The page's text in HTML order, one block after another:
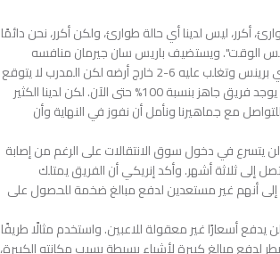
أكرر، ليس لدينا أي حالة طوارئ، ولكن أكرر، نحن دائمًا
الوقت". ويستضيف باريس سان جيرمان منافسه
مونبلييه، وفي الموسم الماضي فاز عليه 3-صفر في بارك دي برينس وتغلب عليه 6-2 خارج أرضه لكن المدرب لا يتوقع
مباراة سهلة. وقال: "الأمر صعب لأننا في بداية الموسم، ولا يوجد فريق جاهز بنسبة 100% حتى الآن. لكن لدينا الكثير
مع جماهيرنا ونأمل أن نفوز في النهاية وأن
يتسرع في دخول سوق الانتقالات على الرغم من إصابة
ثلاثة أشهر. وأكد إنريكي أن الفريق يمتلك
أنهم غير مستعدين لدفع مبالغ ضخمة للحصول على
يدفع أسعارًا غير معقولة للاعبين. واستخدم مثالًا طريفًا
مبالغ كبيرة لأشياء بسيطة بسبب مكانته الكبيرة،